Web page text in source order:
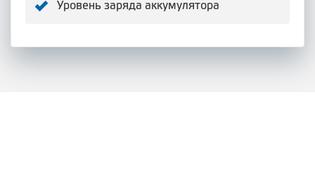
Уровень заряда аккумулятора